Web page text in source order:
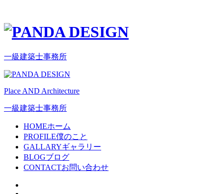
一級建築士事務所
Place AND Architecture
一級建築士事務所
HOMEホーム
PROFILE僕のこと
GALLARYギャラリー
BLOGブログ
CONTACTお問い合わせ